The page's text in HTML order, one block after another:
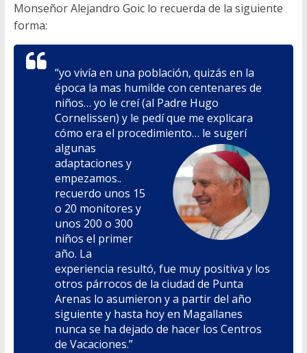
Monseñor Alejandro Goic lo recuerda de la siguiente
forma:
“yo vivía en una población, quizás en la
época la mas humilde con centenares de
niños… yo le creí (al Padre Hugo
Cornelissen) y le pedí que me explicara
cómo era el procedimiento… le sugerí
algunas
adaptaciones y
empezamos..
recuerdo unos 15
o 20 monitores y
unos 200 o 300
niños el primer
año. La
experiencia resultó, fue muy positiva y los
otros párrocos de la ciudad de Punta
Arenas lo asumieron y a partir del año
siguiente y hasta hoy en Magallanes
nunca se ha dejado de hacer los Centros
de Vacaciones.”